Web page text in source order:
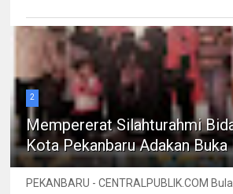
2
Mempererat Silahturahmi
Kota Pekanbaru Adakan
PEKANBARU - CENTRALPUBLIK.COM